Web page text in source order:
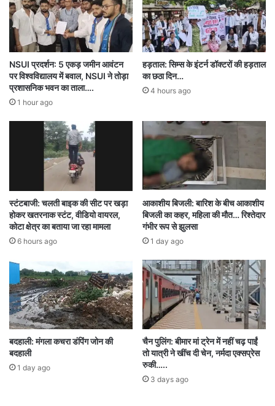
गतिविधियाँ सामने आईं।
मामला दर्ज
युवतियों के बयान और मौके से मिले सबूतों के आधार पर
पुलिस ने महिला संचालिका के खिलाफ पीटा एक्ट के तहत
केस दर्ज कर लिया है। मामला अपराध क्रमांक
103/2025 के अंतर्गत अनैतिक व्यापार (निवारण)
अधिनियम 1956 की धारा 3, 4, 5, 7 में दर्ज किया गया
NSUI प्रदर्शन: 5 एकड़ जमीन आवंटन
पर विश्वविद्यालय में बवाल, NSUI ने तोड़ा
प्रशासनिक भवन का ताला….
1 hour ago
हड़ताल: सिम्स के इंटर्न डॉक्टरों की हड़ताल
का छठा दिन…
4 hours ago
स्टंटबाजी: चलती बाइक की सीट पर खड़ा
होकर खतरनाक स्टंट, वीडियो वायरल,
कोटा क्षेत्र का बताया जा रहा मामला
6 hours ago
आकाशीय बिजली: बारिश के बीच आकाशीय
बिजली का कहर, महिला की मौत… रिश्तेदार
गंभीर रूप से झुलसा
1 day ago
बदहाली: मंगला कचरा डंपिंग जोन की
बदहाली
1 day ago
चैन पुलिंग: बीमार मां ट्रेन में नहीं चढ़ पाईं
तो यात्री ने खींच दी चेन, नर्मदा एक्सप्रेस
रुकी…..
3 days ago